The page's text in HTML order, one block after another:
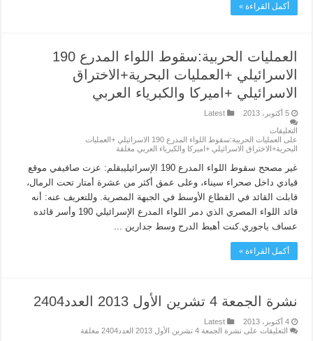
أكمل القراءة »
العمليات الحربية:سقوط اللواء المدرع 190
الاسرائيلي +العمليات البحرية+الاختراق
الاسرائيلي +اميركا والكبرياء العربي
5 أكتوبر، 2013 Latest
التعليقات
على العمليات الحربية:سقوط اللواء المدرع 190 الاسرائيلي +العمليات
البحرية+الاختراق الاسرائيلي +اميركا والكبرياء العربي مغلقة
غير مصحح سقوط اللواء المدرع 190 الإسرائيليبقلم: عزت صافيفي موقع
قيادي داخل صحراء سيناء، وعلى عمق أكثر من عشرة أمتار تحت الرمال،
قابلت القائد في القطاع الأوسط في الجبهة المصرية. وللتعريف عنه: أنه
قائد اللواء المصري الذي دمر اللواء المدرع الإسرائيلي 190 وأسر قائده
عساف ياجوري.كنت أهبط الدرج وسط جدارين ...
أكمل القراءة »
نشرة الجمعة 4 تشرين الأول 2013 العدد2404
4 أكتوبر، 2013
Latest
التعليقات على نشرة الجمعة 4 تشرين الأول 2013 العدد2404 مغلقة